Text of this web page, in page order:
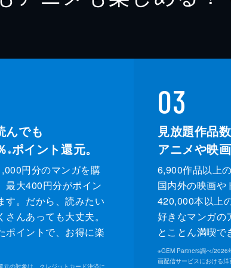
んでも
※ポイント還元。
円分のマンガを購
最大400円分がポイン
す。だから、読みたい
さんあっても大丈夫。
ポイントで、お得に楽
03
見放題作品
アニメや映
6,900作品以上
国内外の映画や
420,000本以上
好きなマンガの
とことん満喫で
※GEM Partners調べ/2026
画配信サービスにおける